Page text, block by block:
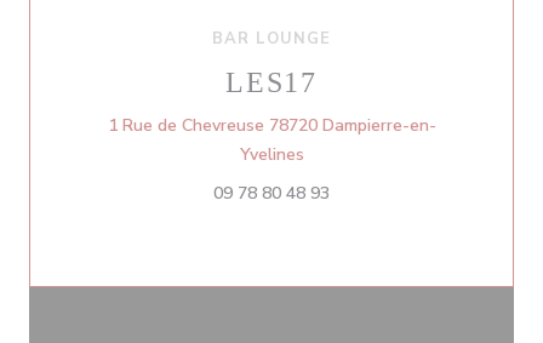
BAR LOUNGE
LES17
1 Rue de Chevreuse 78720 Dampierre-en-
Yvelines((apre una nuova finestra))
09 78 80 48 93